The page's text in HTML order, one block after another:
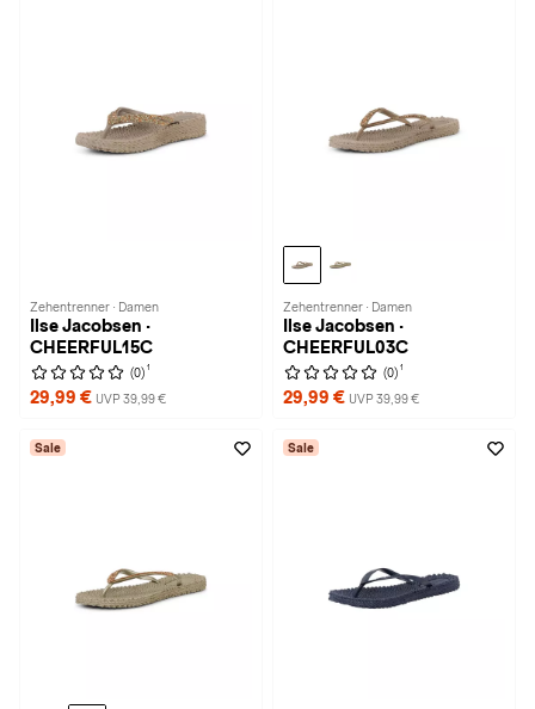
Zehentrenner · Damen
Ilse Jacobsen ·
CHEERFUL15C
(0) 1
29,99 € UVP 39,99 €
Zehentrenner · Damen
Ilse Jacobsen ·
CHEERFUL03C
(0) 1
29,99 € UVP 39,99 €
Sale Sale